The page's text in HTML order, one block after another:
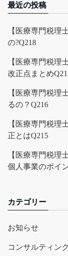
最近の投稿
【医療専門税理
の?Q218
【医療専門税理
改正点まとめ
【医療専門税理
るの？Q216
【医療専門税理
正とはQ215
【医療専門税理
個人事業のポイ
カテゴリー
お知らせ
コンサルティン